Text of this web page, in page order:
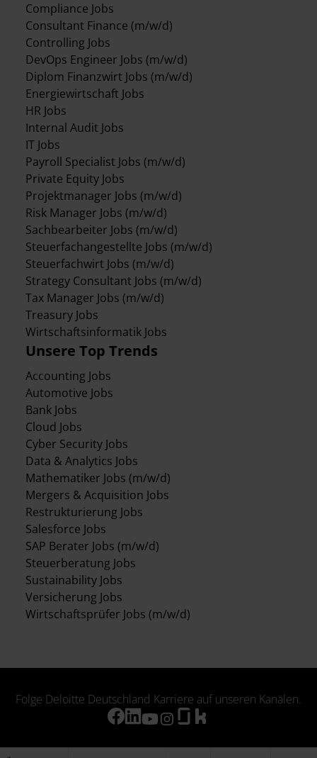
Unsere Top Trends
Accounting Jobs
Automotive Jobs
Bank Jobs
Cloud Jobs
Cyber Security Jobs
Data & Analytics Jobs
Mathematiker Jobs (m/w/d)
Mergers & Acquisition Jobs
Restrukturierung Jobs
Salesforce Jobs
SAP Berater Jobs (m/w/d)
Steuerberatung Jobs
Sustainability Jobs
Versicherung Jobs
Wirtschaftsprüfer Jobs (m/w/d)
Compliance Jobs
Consultant Finance (m/w/d)
Controlling Jobs
DevOps Engineer Jobs (m/w/d)
Diplom Finanzwirt Jobs (m/w/d)
Energiewirtschaft Jobs
HR Jobs
Internal Audit Jobs
IT Jobs
Payroll Specialist Jobs (m/w/d)
Private Equity Jobs
Projektmanager Jobs (m/w/d)
Risk Manager Jobs (m/w/d)
Sachbearbeiter Jobs (m/w/d)
Steuerfachangestellte Jobs (m/w/d)
Steuerfachwirt Jobs (m/w/d)
Strategy Consultant Jobs (m/w/d)
Tax Manager Jobs (m/w/d)
Treasury Jobs
Wirtschaftsinformatik Jobs
Folge Deloitte Deutschland Karriere auf unseren Kanälen.